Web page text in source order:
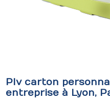
Plv carton
entreprise à Lyon,